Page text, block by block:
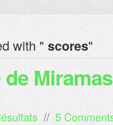
with " scores"
// 5